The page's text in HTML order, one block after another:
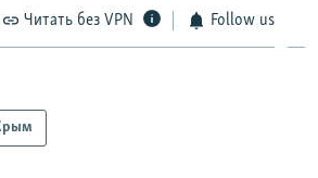
Читать без VPN Follow us